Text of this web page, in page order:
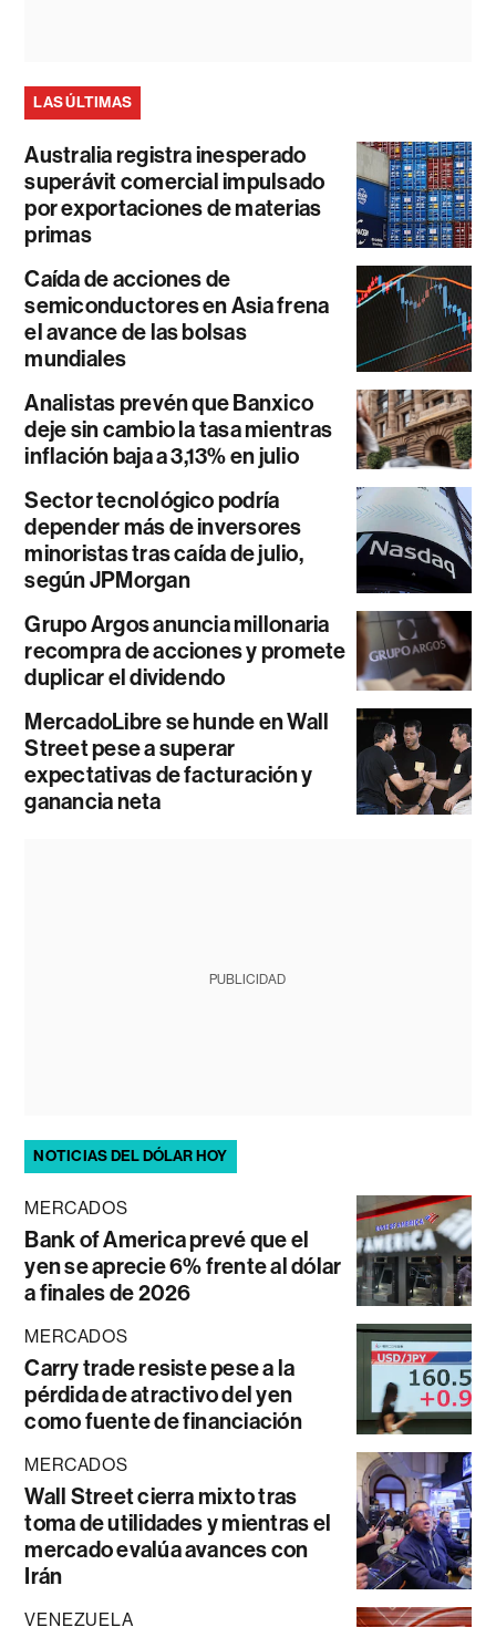
LAS ÚLTIMAS
Australia registra inesperado
superávit comercial impulsado
por exportaciones de materias
primas
Caída de acciones de
semiconductores en Asia frena
el avance de las bolsas
mundiales
Analistas prevén que Banxico
deje sin cambio la tasa mientras
inflación baja a 3,13% en julio
Sector tecnológico podría
depender más de inversores
minoristas tras caída de julio,
según JPMorgan
Grupo Argos anuncia millonaria
recompra de acciones y promete
duplicar el dividendo
MercadoLibre se hunde en Wall
Street pese a superar
expectativas de facturación y
ganancia neta
PUBLICIDAD
NOTICIAS DEL DÓLAR HOY
MERCADOS
Bank of America prevé que el
yen se aprecie 6% frente al dólar
a finales de 2026
MERCADOS
Carry trade resiste pese a la
pérdida de atractivo del yen
como fuente de financiación
MERCADOS
Wall Street cierra mixto tras
toma de utilidades y mientras el
mercado evalúa avances con
Irán
VENEZUELA